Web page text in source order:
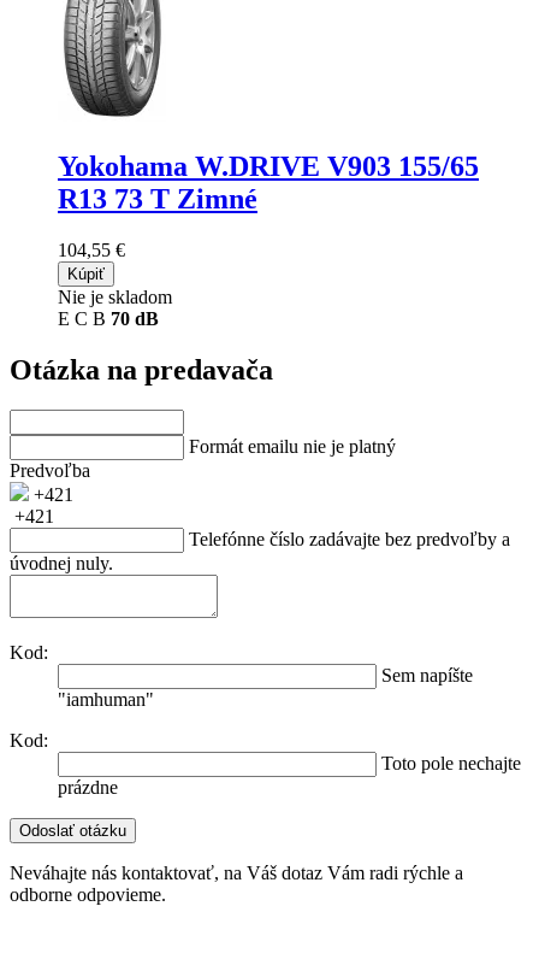
Yokohama W.DRIVE V903 155/65
R13 73 T Zimné
104,55 €
Kúpiť
Nie je skladom
E C B 70 dB
Otázka na predavača
Formát emailu nie je platný
Predvoľba
+421
+421
Telefónne číslo zadávajte bez predvoľby a
úvodnej nuly.
Kod:
Sem napíšte
"iamhuman"
Kod:
Toto pole nechajte
prázdne
Neváhajte nás kontaktovať, na Váš dotaz Vám radi rýchle a
odborne odpovieme.